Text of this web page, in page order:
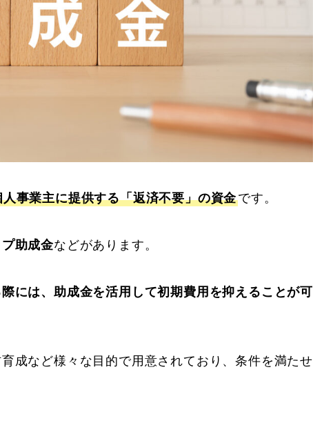
事業主に提供する「返済不要」の資金です。
助成金などがあります。
には、助成金を活用して初期費用を抑えることが可
成など様々な目的で用意されており、条件を満たせ